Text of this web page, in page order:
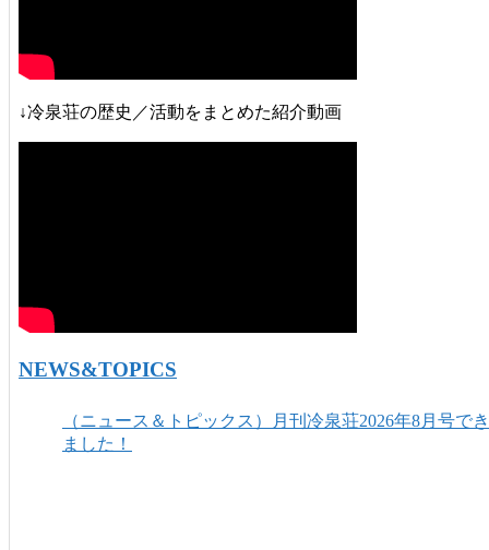
↓冷泉荘の歴史／活動をまとめた紹介動画
NEWS&TOPICS
（ニュース＆トピックス）月刊冷泉荘2026年8月号でき
ました！